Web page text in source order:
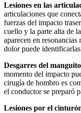
Lesiones en las
articulaciones que
fuerzas del impacto
cuello y la parte alta de
aparecen en resonancias
dolor puede
Desgarres del
momento del impacto
cirugía de hombro es
el conductor se preparó
Lesiones por el